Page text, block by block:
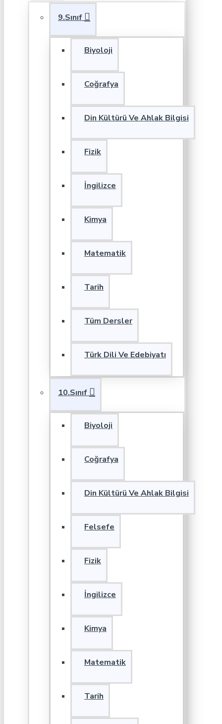
9.Sınıf
Biyoloji
Coğrafya
Din Kültürü Ve Ahlak Bilgisi
Fizik
İngilizce
Kimya
Matematik
Tarih
Tüm Dersler
Türk Dili Ve Edebiyatı
10.Sınıf
Biyoloji
Coğrafya
Din Kültürü Ve Ahlak Bilgisi
Felsefe
Fizik
İngilizce
Kimya
Matematik
Tarih